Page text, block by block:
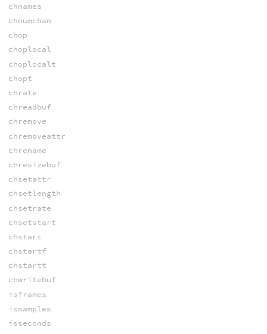
chnames
chnumchan
chop
choplocal
choplocalt
chopt
chrate
chreadbuf
chremove
chremoveattr
chrename
chresizebuf
chsetattr
chsetlength
chsetrate
chsetstart
chstart
chstartf
chstartt
chwritebuf
isframes
issamples
isseconds